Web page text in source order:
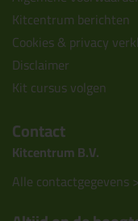
Kitcentrum berichten
Cookies & privacy
Disclaimer
Kit cursus volgen
Contact
Kitcentrum B.V.
Alle contactgegevens >